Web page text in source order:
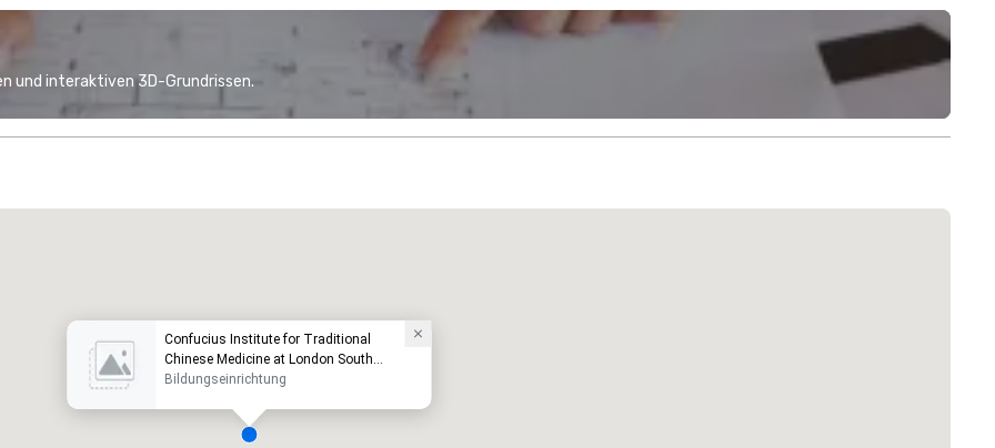
und interaktiven 3D-Grundrissen.
Confucius Institute for Traditional
Chinese Medicine at London South
Bank University
Bildungseinrichtung